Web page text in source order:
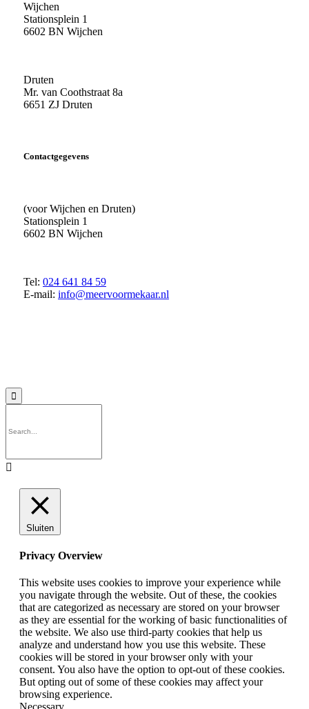
Wijchen
Stationsplein 1
6602 BN Wijchen
Druten
Mr. van Coothstraat 8a
6651 ZJ Druten
Contactgegevens
(voor Wijchen en Druten)
Stationsplein 1
6602 BN Wijchen
Tel: 024 641 84 59
E-mail: info@meervoormekaar.nl


Sluiten
Privacy Overview
This website uses cookies to improve your experience while
you navigate through the website. Out of these, the cookies
that are categorized as necessary are stored on your browser
as they are essential for the working of basic functionalities of
the website. We also use third-party cookies that help us
analyze and understand how you use this website. These
cookies will be stored in your browser only with your
consent. You also have the option to opt-out of these cookies.
But opting out of some of these cookies may affect your
browsing experience.
Necessary